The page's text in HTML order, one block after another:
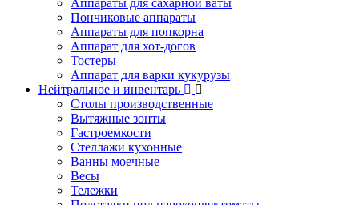
Аппараты для сахарной ваты
Пончиковые аппараты
Аппараты для попкорна
Аппарат для хот-догов
Тостеры
Аппарат для варки кукурузы
Нейтральное и инвентарь
Столы производственные
Вытяжные зонты
Гастроемкости
Стеллажи кухонные
Ванны моечные
Весы
Тележки